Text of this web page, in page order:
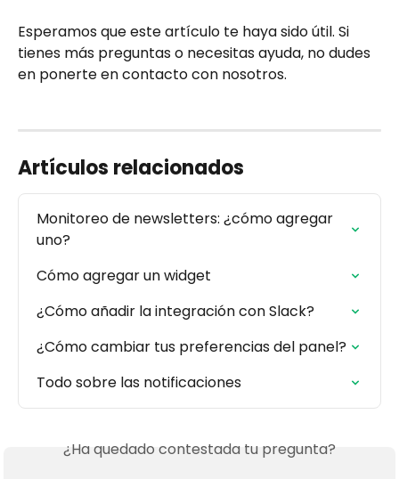
Esperamos que este artículo te haya sido útil. Si
tienes más preguntas o necesitas ayuda, no dudes
en ponerte en contacto con nosotros.
Artículos relacionados
Monitoreo de newsletters: ¿cómo agregar
uno?
Cómo agregar un widget
¿Cómo añadir la integración con Slack?
¿Cómo cambiar tus preferencias del panel?
Todo sobre las notificaciones
¿Ha quedado contestada tu pregunta?